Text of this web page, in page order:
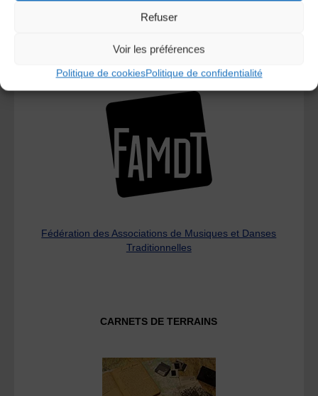
Refuser
Voir les préférences
Politique de cookiesPolitique de confidentialité
L’AMTA EST MEMBRE DE LA
Fédération des Associations de Musiques et Danses
Traditionnelles
CARNETS DE TERRAINS